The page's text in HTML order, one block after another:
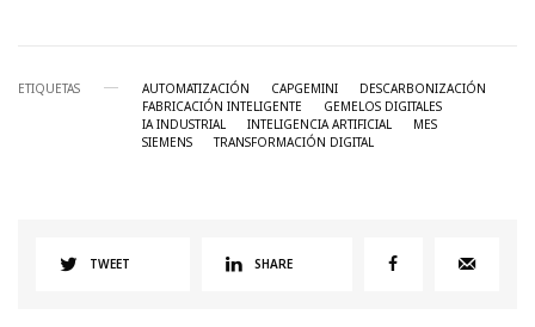
ETIQUETAS AUTOMATIZACIÓN CAPGEMINI
DESCARBONIZACIÓN
FABRICACIÓN INTELIGENTE
GEMELOS DIGITALES
IA INDUSTRIAL
INTELIGENCIA ARTIFICIAL
MES
SIEMENS
TRANSFORMACIÓN DIGITAL
TWEET SHARE